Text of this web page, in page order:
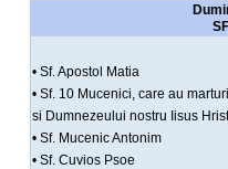
• Sf. Apostol Matia
• Sf. 10 Mucenici, care au
si Dumnezeului nostru Iisus
• Sf. Mucenic Antonim
• Sf. Cuvios Psoe